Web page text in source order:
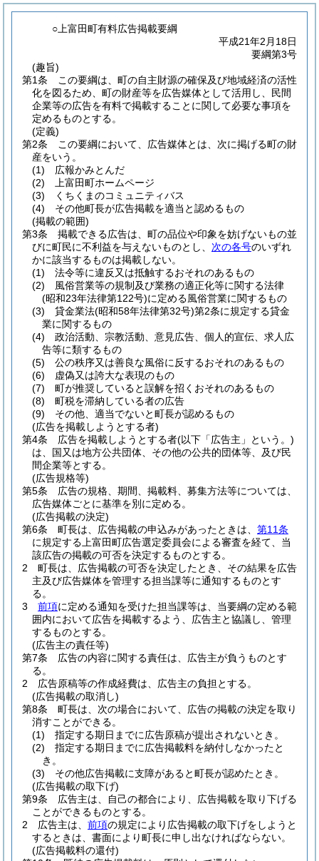
○上富田町有料広告掲載要綱
平成21年2月18日
要綱第3号
(趣旨)
第1条
この要綱は、町の自主財源の確保及び地域経済の活性
化を図るため、町の財産等を広告媒体として活用し、民間
企業等の広告を有料で掲載することに関して必要な事項を
定めるものとする。
(定義)
第2条
この要綱において、広告媒体とは、次に掲げる町の財
産をいう。
(1)
広報かみとんだ
(2)
上富田町ホームページ
(3)
くちくまのコミュニティバス
(4)
その他町長が広告掲載を適当と認めるもの
(掲載の範囲)
第3条
掲載できる広告は、町の品位や印象を妨げないもの並
びに町民に不利益を与えないものとし、 次の各号のいずれ
かに該当するものは掲載しない。
(1)
法令等に違反又は抵触するおそれのあるもの
(2)
風俗営業等の規制及び業務の適正化等に関する法律
(昭和23年法律第122号)に定める風俗営業に関するもの
(3)
貸金業法(昭和58年法律第32号)第2条に規定する貸金
業に関するもの
(4)
政治活動、宗教活動、意見広告、個人的宣伝、求人広
告等に類するもの
(5)
公の秩序又は善良な風俗に反するおそれのあるもの
(6)
虚偽又は誇大な表現のもの
(7)
町が推奨していると誤解を招くおそれのあるもの
(8)
町税を滞納している者の広告
(9)
その他、適当でないと町長が認めるもの
(広告を掲載しようとする者)
第4条
広告を掲載しようとする者(以下「広告主」という。)
は、国又は地方公共団体、その他の公共的団体等、及び民
間企業等とする。
(広告規格等)
第5条
広告の規格、期間、掲載料、募集方法等については、
広告媒体ごとに基準を別に定める。
(広告掲載の決定)
第6条
町長は、広告掲載の申込みがあったときは、 第11条
に規定する上富田町広告選定委員会による審査を経て、当
該広告の掲載の可否を決定するものとする。
2
町長は、広告掲載の可否を決定したとき、その結果を広告
主及び広告媒体を管理する担当課等に通知するものとす
る。
3
前項に定める通知を受けた担当課等は、当要綱の定める範
囲内において広告を掲載するよう、広告主と協議し、管理
するものとする。
(広告主の責任等)
第7条
広告の内容に関する責任は、広告主が負うものとす
る。
2
広告原稿等の作成経費は、広告主の負担とする。
(広告掲載の取消し)
第8条
町長は、次の場合において、広告の掲載の決定を取り
消すことができる。
(1)
指定する期日までに広告原稿が提出されないとき。
(2)
指定する期日までに広告掲載料を納付しなかったと
き。
(3)
その他広告掲載に支障があると町長が認めたとき。
(広告掲載の取下げ)
第9条
広告主は、自己の都合により、広告掲載を取り下げる
ことができるものとする。
2
広告主は、 前項の規定により広告掲載の取下げをしようと
するときは、書面により町長に申し出なければならない。
(広告掲載料の還付)